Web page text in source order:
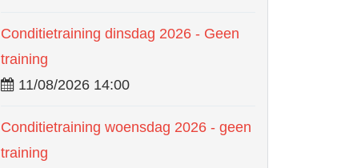
Conditietraining dinsdag 2026 - Geen
training
11/08/2026 14:00
Conditietraining woensdag 2026 - geen
training